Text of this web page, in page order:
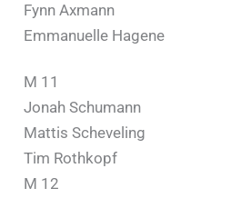
Fynn Axmann
Emmanuelle Hagene
M 11
Jonah Schumann
Mattis Scheveling
Tim Rothkopf
M 12